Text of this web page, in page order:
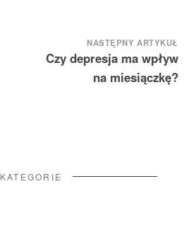
NASTĘPNY ARTYKUŁ
Czy depresja ma wpływ
na miesiączkę?
KATEGORIE